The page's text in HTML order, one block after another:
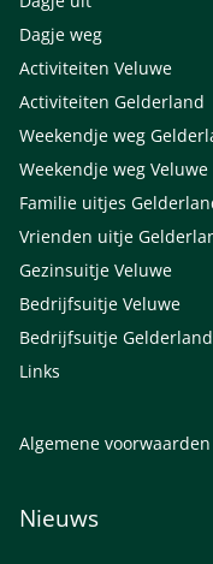
Dagje weg
Activiteiten Veluwe
Activiteiten Gelderland
Weekendje weg
Weekendje weg Veluwe
Familie uitjes
Vrienden uitje
Gezinsuitje Veluwe
Bedrijfsuitje Veluwe
Bedrijfsuitje Gelderland
Links
Algemene voorwaarden
Nieuws